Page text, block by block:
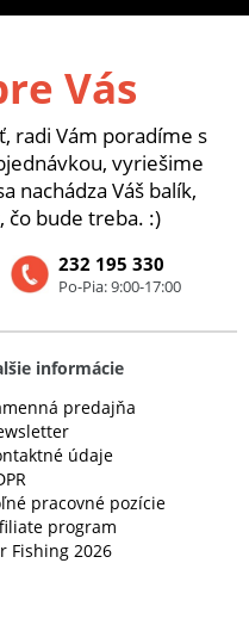
Vás
radi Vám poradíme s
vyriešime
nachádza Váš balík,
čo bude treba. :)
232 195 330
Po-Pia: 9:00-17:00
informácie
predajňa
údaje
pracovné pozície
program
Fishing 2026